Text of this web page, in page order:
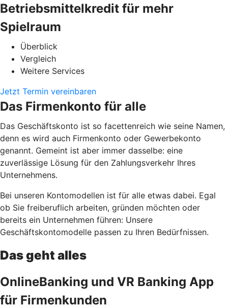
Betriebsmittelkredit für mehr
Spielraum
Überblick
Vergleich
Weitere Services
Jetzt Termin vereinbaren
Das Firmenkonto für alle
Das Geschäftskonto ist so facettenreich wie seine Namen,
denn es wird auch Firmenkonto oder Gewerbekonto
genannt. Gemeint ist aber immer dasselbe: eine
zuverlässige Lösung für den Zahlungsverkehr Ihres
Unternehmens.
Bei unseren Kontomodellen ist für alle etwas dabei. Egal
ob Sie freiberuflich arbeiten, gründen möchten oder
bereits ein Unternehmen führen: Unsere
Geschäftskontomodelle passen zu Ihren Bedürfnissen.
Das geht alles
OnlineBanking und VR Banking App
für Firmenkunden